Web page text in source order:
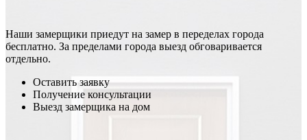
Наши замерщики приедут на замер в переделах города
бесплатно. За пределами города выезд обговаривается
отдельно.
Оставить заявку
Получение консультации
Выезд замерщика на дом